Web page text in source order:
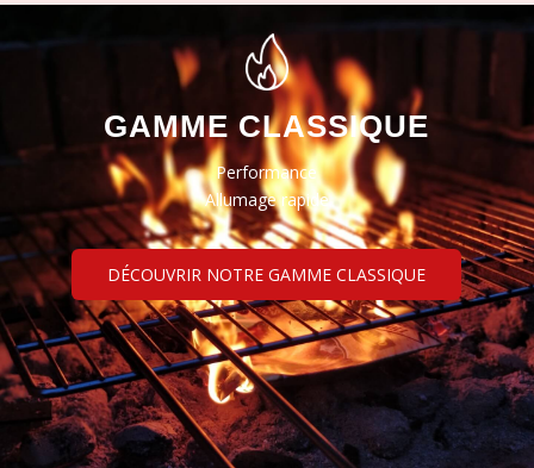
GAMME CLASSIQUE
Performance
Allumage rapide
DÉCOUVRIR NOTRE GAMME CLASSIQUE